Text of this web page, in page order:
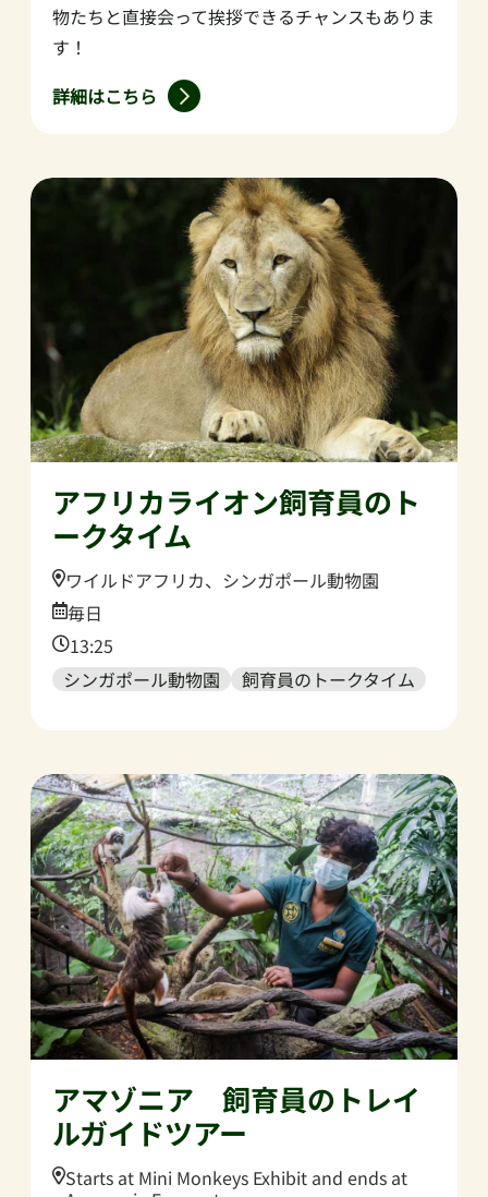
物たちと直接会って挨拶できるチャンスもありま
す！
詳細はこちら
アフリカライオン飼育員のト
ークタイム
Location:
ワイルドアフリカ、シンガポール動物園
Date:
毎日
Time:
13:25
シンガポール動物園
飼育員のトークタイム
アマゾニア 飼育員のトレイ
ルガイドツアー
Location:
Starts at Mini Monkeys Exhibit and ends at